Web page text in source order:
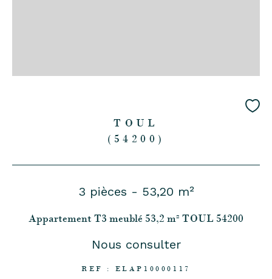
TOUL
(54200)
3 pièces - 53,20 m²
Appartement T3 meublé 53,2 m² TOUL 54200
Nous consulter
REF : ELAP10000117